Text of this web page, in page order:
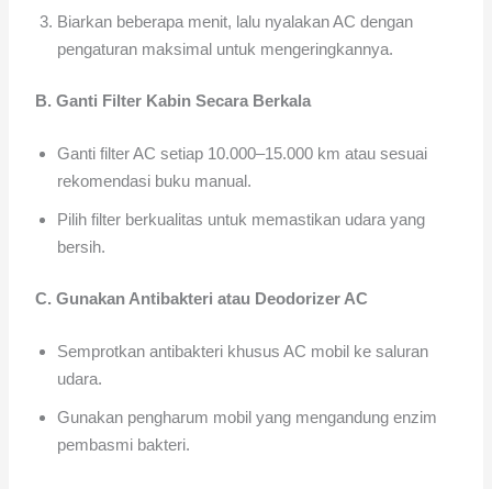
Biarkan beberapa menit, lalu nyalakan AC dengan
pengaturan maksimal untuk mengeringkannya.
B. Ganti Filter Kabin Secara Berkala
Ganti filter AC setiap 10.000–15.000 km atau sesuai
rekomendasi buku manual.
Pilih filter berkualitas untuk memastikan udara yang
bersih.
C. Gunakan Antibakteri atau Deodorizer AC
Semprotkan antibakteri khusus AC mobil ke saluran
udara.
Gunakan pengharum mobil yang mengandung enzim
pembasmi bakteri.